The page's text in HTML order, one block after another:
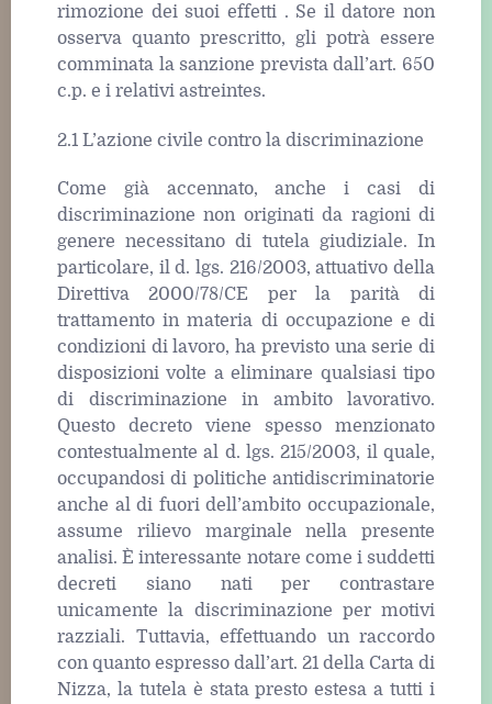
rimozione dei suoi effetti . Se il datore non
osserva quanto prescritto, gli potrà essere
comminata la sanzione prevista dall’art. 650
c.p. e i relativi astreintes.
2.1 L’azione civile contro la discriminazione
Come già accennato, anche i casi di
discriminazione non originati da ragioni di
genere necessitano di tutela giudiziale. In
particolare, il d. lgs. 216/2003, attuativo della
Direttiva 2000/78/CE per la parità di
trattamento in materia di occupazione e di
condizioni di lavoro, ha previsto una serie di
disposizioni volte a eliminare qualsiasi tipo
di discriminazione in ambito lavorativo.
Questo decreto viene spesso menzionato
contestualmente al d. lgs. 215/2003, il quale,
occupandosi di politiche antidiscriminatorie
anche al di fuori dell’ambito occupazionale,
assume rilievo marginale nella presente
analisi. È interessante notare come i suddetti
decreti siano nati per contrastare
unicamente la discriminazione per motivi
razziali. Tuttavia, effettuando un raccordo
con quanto espresso dall’art. 21 della Carta di
Nizza, la tutela è stata presto estesa a tutti i